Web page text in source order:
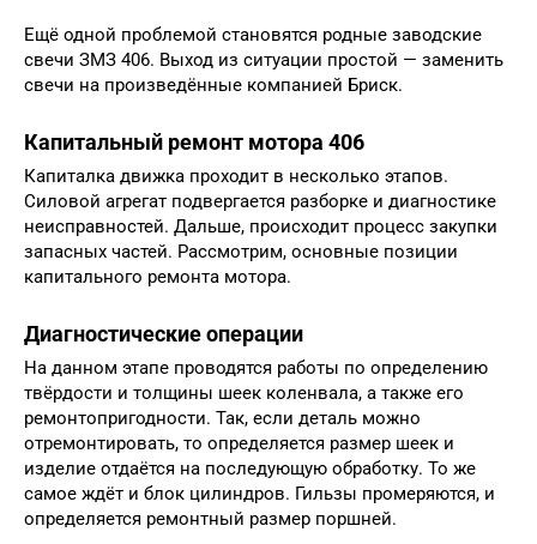
Ещё одной проблемой становятся родные заводские
свечи ЗМЗ 406. Выход из ситуации простой — заменить
свечи на произведённые компанией Бриск.
Капитальный ремонт мотора 406
Капиталка движка проходит в несколько этапов.
Силовой агрегат подвергается разборке и диагностике
неисправностей. Дальше, происходит процесс закупки
запасных частей. Рассмотрим, основные позиции
капитального ремонта мотора.
Диагностические операции
На данном этапе проводятся работы по определению
твёрдости и толщины шеек коленвала, а также его
ремонтопригодности. Так, если деталь можно
отремонтировать, то определяется размер шеек и
изделие отдаётся на последующую обработку. То же
самое ждёт и блок цилиндров. Гильзы промеряются, и
определяется ремонтный размер поршней.